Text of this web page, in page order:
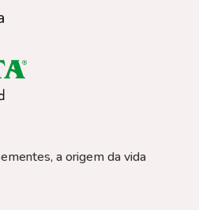
a origem da vida